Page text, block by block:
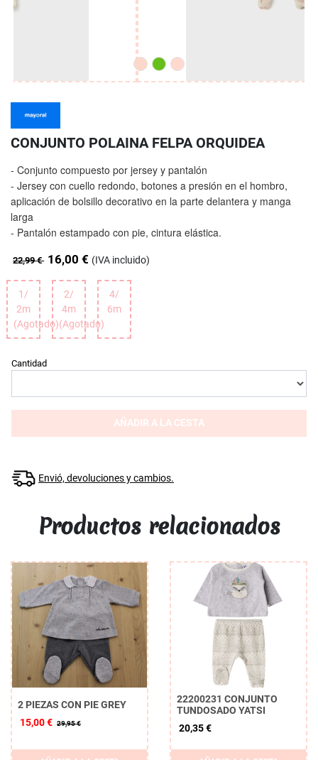
CONJUNTO POLAINA FELPA ORQUIDEA
- Conjunto compuesto por jersey y pantalón
- Jersey con cuello redondo, botones a presión en el hombro,
aplicación de bolsillo decorativo en la parte delantera y manga
larga
- Pantalón estampado con pie, cintura elástica.
22,99 € 16,00 € (IVA incluido)
1/
2m
(Agotado)
2/
4m
(Agotado)
4/
6m
Cantidad
AÑADIR A LA CESTA
Envió, devoluciones y cambios.
Productos relacionados
2 PIEZAS CON PIE GREY
15,00 € 29,95 €
22200231 CONJUNTO
TUNDOSADO YATSI
20,35 €